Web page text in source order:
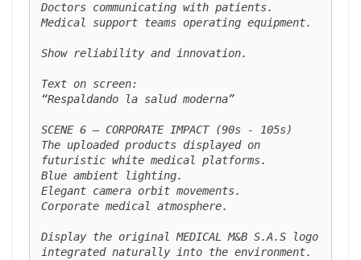
Doctors communicating with patients.
Medical support teams operating equipment.
Show reliability and innovation.
Text on screen:
“Respaldando la salud moderna”
SCENE 6 — CORPORATE IMPACT (90s - 105s)
The uploaded products displayed on
futuristic white medical platforms.
Blue ambient lighting.
Elegant camera orbit movements.
Corporate medical atmosphere.
Display the original MEDICAL M&B S.A.S logo
integrated naturally into the environment.